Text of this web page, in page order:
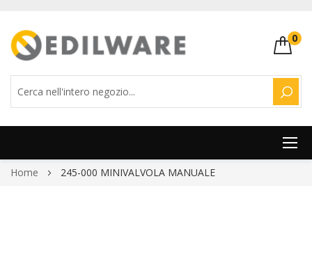
0
Salta
Home 245-000 MINIVALVOLA MANUALE